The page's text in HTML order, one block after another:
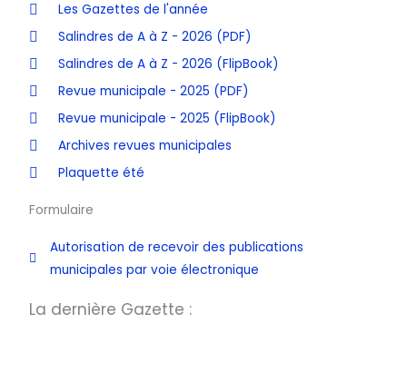
Les Gazettes de l'année
Salindres de A à Z - 2026 (PDF)
Salindres de A à Z - 2026 (FlipBook)
Revue municipale - 2025 (PDF)
Revue municipale - 2025 (FlipBook)
Archives revues municipales
Plaquette été
Formulaire
Autorisation de recevoir des publications
municipales par voie électronique
La dernière Gazette :